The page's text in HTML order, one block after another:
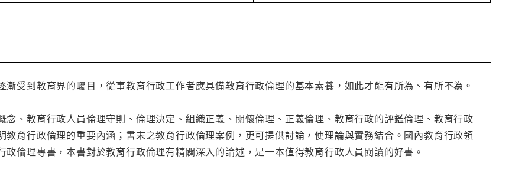
漸受到教育界的矚目，從事教育行政工作者應具備教育行政倫理的基本素養，如此才能有所為、有所不為。
念、教育行政人員倫理守則、倫理決定、組織正義、關懷倫理、正義倫理、教育行政的評鑑倫理、教育行政
教育行政倫理的重要內涵；書末之教育行政倫理案例，更可提供討論，使理論與實務結合。國內教育行政領
政倫理專書，本書對於教育行政倫理有精闢深入的論述，是一本值得教育行政人員閱讀的好書。